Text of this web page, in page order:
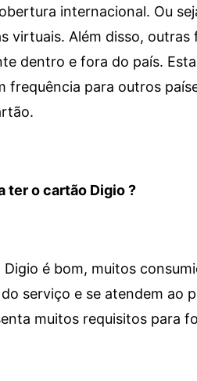
internacional. Ou
virtuais. Além disso,
dentro e fora do país.
frequência para outros
ter o cartão Digio ?
é bom, muitos
serviço e se atendem ao
muitos requisitos para